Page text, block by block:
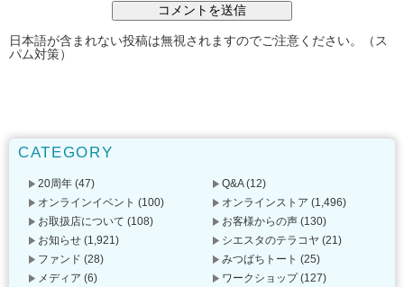
日本語が含まれない投稿は無視されますのでご注意ください。（ス
パム対策）
CATEGORY
20周年 (47) Q&A(12)
オンラインイベント (100) オンラインストア (1,496)
お取扱店について (108) お客様からの声 (130)
お知らせ (1,921) シエスタのテラコヤ (21)
ファンド (28) みつばちトート (25)
メディア (6) ワークショップ(127)